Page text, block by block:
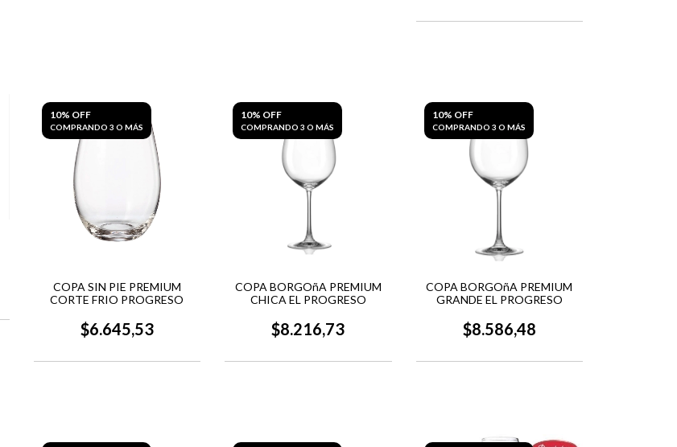
10% OFF
COMPRANDO 3 O MÁS
COPA SIN PIE PREMIUM
CORTE FRIO PROGRESO
$6.645,53
10% OFF
COMPRANDO 3 O MÁS
COPA BORGOñA PREMIUM
CHICA EL PROGRESO
$8.216,73
10% OFF
COMPRANDO 3 O MÁS
COPA BORGOñA PREMIUM
GRANDE EL PROGRESO
$8.586,48